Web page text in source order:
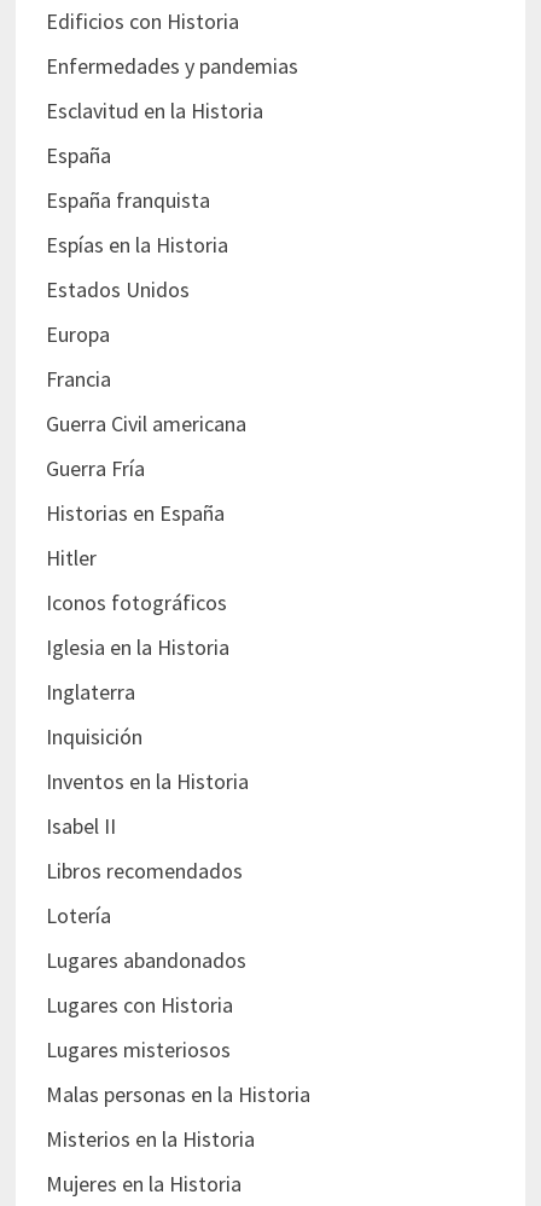
Edificios con Historia
Enfermedades y pandemias
Esclavitud en la Historia
España
España franquista
Espías en la Historia
Estados Unidos
Europa
Francia
Guerra Civil americana
Guerra Fría
Historias en España
Hitler
Iconos fotográficos
Iglesia en la Historia
Inglaterra
Inquisición
Inventos en la Historia
Isabel II
Libros recomendados
Lotería
Lugares abandonados
Lugares con Historia
Lugares misteriosos
Malas personas en la Historia
Misterios en la Historia
Mujeres en la Historia